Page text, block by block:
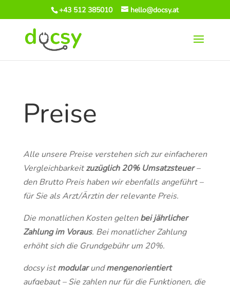
+43 512 385010 hello@docsy.at
Preise
Alle unsere Preise verstehen sich zur einfacheren
Vergleichbarkeitzuzüglich 20% Umsatzsteuer–
den Brutto Preis haben wir ebenfalls angeführt –
für Sie als Arzt/Ärztin der relevante Preis.
Die monatlichen Kosten geltenbei jährlicher
Zahlung im Voraus. Bei monatlicher Zahlung
erhöht sich die Grundgebühr um 20%.
docsy istmodularundmengenorientiert
aufgebaut – Sie zahlen nur für die Funktionen, die